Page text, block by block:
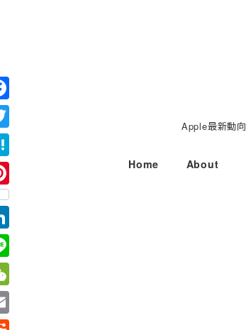
コ
ン
テ
ン
ツ
へ
移
動
Apple最新動向
Home About